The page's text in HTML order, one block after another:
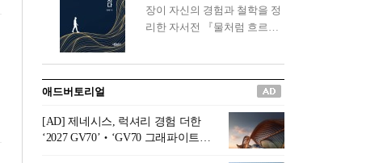
신간 『은퇴연옥』을 내놓았
다.단테는 지옥을 '모든 희망을
록 고문은 새로운 시각을 제시
0년의 과도기는 지옥이 아니라
정화와 성장의 공간인 ‘은퇴연
옥(Purgatory)’이라는 것이다.
장이 자신의 경험과 철학을 정
리한 자서전 『물처럼 흐르고
통 관료 출신으로 한국 금융의
주요 변곡점마다 중요한 역할
을 하고 금융 경영인으로서 큰
족적을 남긴 김 전 회장이 후배
세대에게 전하는 삶의 조언을
담은 인생 노트다.『물처럼 흐
애드버토리얼
[AD] 제네시스, 럭셔리 경험 더한
‘2027 GV70’‧‘GV70 그래파이트’